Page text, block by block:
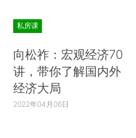
私房课
向松祚：宏观经济70
讲，带你了解国内外
经济大局
2022年04月06日